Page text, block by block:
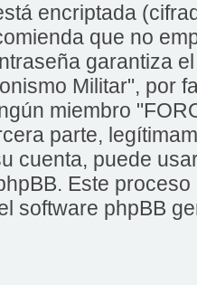
encriptada
que no
garantiza
Militar", por
miembro
parte,
cuenta, puede
Este
software phpBB